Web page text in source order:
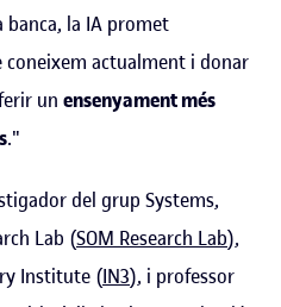
la IA promet
actualment i donar
un ensenyament més
."
del grup Systems,
Lab (SOM Research Lab),
Institute (IN3), i professor